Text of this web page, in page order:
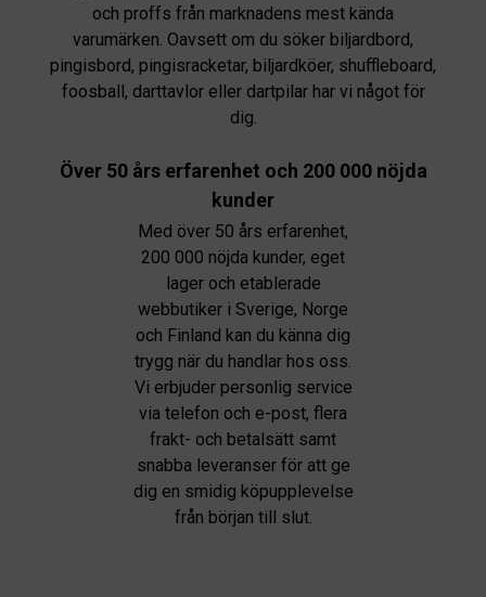
och proffs från marknadens mest kända
varumärken. Oavsett om du söker biljardbord,
pingisbord, pingisracketar, biljardköer, shuffleboard,
foosball, darttavlor eller dartpilar har vi något för
dig.
Över 50 års erfarenhet och 200 000 nöjda
kunder
Med över 50 års erfarenhet,
200 000 nöjda kunder, eget
lager och etablerade
webbutiker i Sverige, Norge
och Finland kan du känna dig
trygg när du handlar hos oss.
Vi erbjuder personlig service
via telefon och e-post, flera
frakt- och betalsätt samt
snabba leveranser för att ge
dig en smidig köpupplevelse
från början till slut.